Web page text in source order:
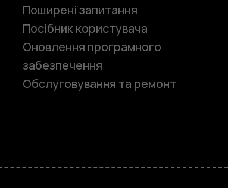
Поширені запитання
Посібник користувача
Оновлення програмного
забезпечення
Обслуговування та ремонт